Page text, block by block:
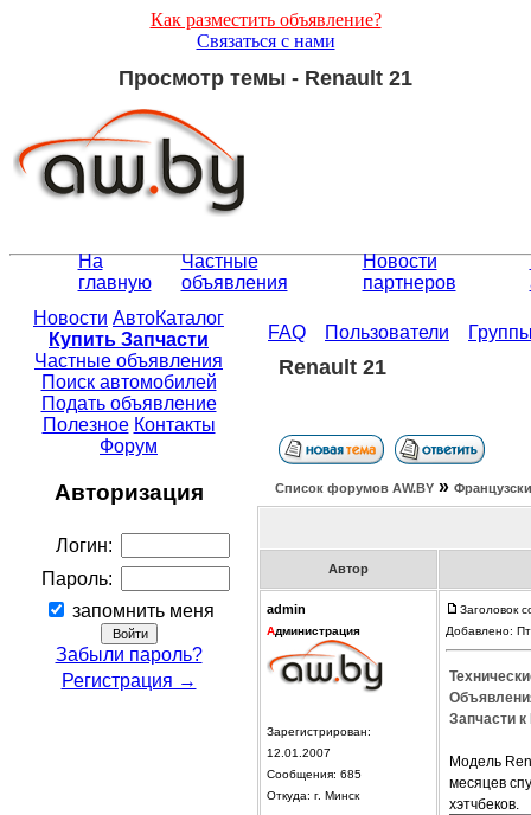
Как разместить объявление?
Связаться с нами
Просмотр темы - Renault 21
На
главную
Частные
объявления
Новости
партнеров
Новости АвтоКаталог
Купить Запчасти
Частные объявления
Поиск автомобилей
Подать объявление
Полезное Контакты
Форум
Авторизация
Логин:
Пароль:
запомнить меня
Забыли пароль?
Регистрация →
FAQ Пользователи
Renault 21
Список форумов АW.BY »
Автор
admin
Администрация
Зарегистрирован:
12.01.2007
Сообщения: 685
Откуда: г. Минск
Заголовок
Добавлено:
Запчасти к
Модель
месяцев
хэтчбеков.